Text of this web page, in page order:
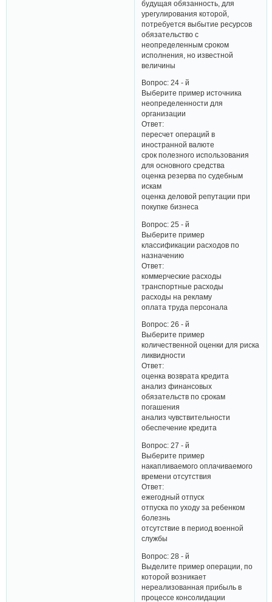
будущая обязанность, для
урегулирования которой,
потребуется выбытие ресурсов
обязательство с
неопределенным сроком
исполнения, но известной
величины
Вопрос: 24 - й
Выберите пример источника
неопределенности для
организации
Ответ:
пересчет операций в
иностранной валюте
срок полезного использования
для основного средства
оценка резерва по судебным
искам
оценка деловой репутации при
покупке бизнеса
Вопрос: 25 - й
Выберите пример
классификации расходов по
назначению
Ответ:
коммерческие расходы
транспортные расходы
расходы на рекламу
оплата труда персонала
Вопрос: 26 - й
Выберите пример
количественной оценки для риска
ликвидности
Ответ:
оценка возврата кредита
анализ финансовых
обязательств по срокам
погашения
анализ чувствительности
обеспечение кредита
Вопрос: 27 - й
Выберите пример
накапливаемого оплачиваемого
времени отсутствия
Ответ:
ежегодный отпуск
отпуска по уходу за ребенком
болезнь
отсутствие в период военной
службы
Вопрос: 28 - й
Выделите пример операции, по
которой возникает
нереализованная прибыль в
процессе консолидации